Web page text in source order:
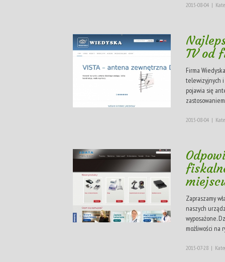
2015-08-04 |
TV od
Firma
telewizyjnych
pojawia się
2015-08-04 |
Zapraszamy
naszych
wyposażone.
możliwości na
2015-07-28 |